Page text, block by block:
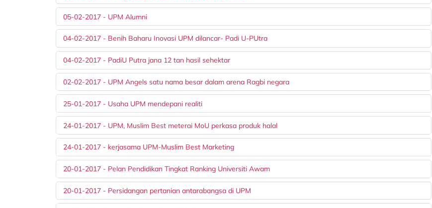
05-02-2017 - UPM Alumni
04-02-2017 - Benih Baharu Inovasi UPM dilancar- Padi U-PUtra
04-02-2017 - PadiU Putra jana 12 tan hasil sehektar
02-02-2017 - UPM Angels satu nama besar dalam arena Ragbi negara
25-01-2017 - Usaha UPM mendepani realiti
24-01-2017 - UPM, Muslim Best meterai MoU perkasa produk halal
24-01-2017 - kerjasama UPM-Muslim Best Marketing
20-01-2017 - Pelan Pendidikan Tingkat Ranking Universiti Awam
20-01-2017 - Persidangan pertanian antarabangsa di UPM